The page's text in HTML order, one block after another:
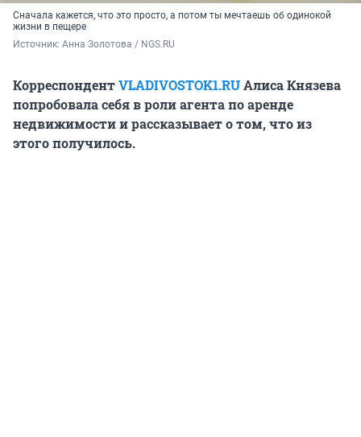
Сначала кажется, что это просто, а потом ты мечтаешь об одинокой
жизни в пещере
Источник: Анна Золотова / NGS.RU
КорреспондентVLADIVOSTOK1.RUАлиса Князева
попробовала себя в роли агента по аренде
недвижимости и рассказывает о том, что из
этого получилось.